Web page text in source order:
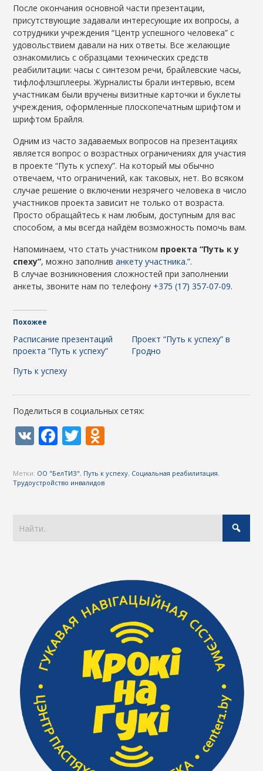
После окончания основной части презентации,
присутствующие задавали интересующие их вопросы, а
сотрудники учреждения “Центр успешного человека” с
удовольствием давали на них ответы. Все желающие
ознакомились с образцами технических средств
реабилитации: часы с синтезом речи, брайлевские часы,
тифлофлэшплееры. Журналисты брали интервью, всем
участникам были вручены визитные карточки и буклеты
учреждения, оформленные плоскопечатным шрифтом и
шрифтом Брайля.
Одним из часто задаваемых вопросов на презентациях
является вопрос о возрастных ограничениях для участия
в проекте “Путь к успеху”. На который мы обычно
отвечаем, что ограничений, как таковых, нет. Во всяком
случае решение о включении незрячего человека в число
участников проекта зависит не только от возраста.
Просто обращайтесь к нам любым, доступным для вас
способом, а мы всегда найдём возможность помочь вам.
Напоминаем, что стать участником проекта “Путь к у
спеху”, можно заполниванкету участника.”.
В случае возникновения сложностей при заполнении
анкеты, звоните нам по телефону +375 (17) 357-07-09.
Похожее
Расписание презентаций
проекта “Путь к успеху”
Проект “Путь к успеху” в
Гродно
Путь к успеху
Поделиться в социальных сетях:
VK Facebook
Twitter
Метки: ОО "БелТИЗ", Путь к успеху, Социальная реабилитация,
Трудоустройство инвалидов